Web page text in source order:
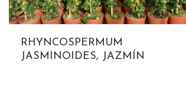
RHYNCOSPERMUM
JASMINOIDES, JAZMÍN